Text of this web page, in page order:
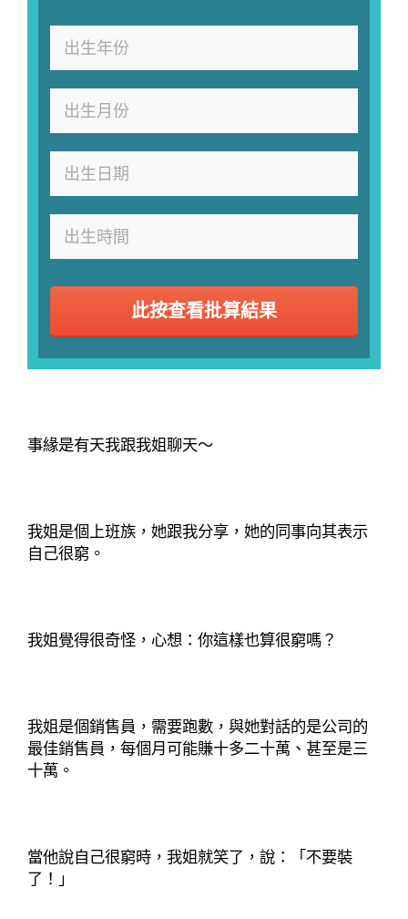
此按查看批算結果
事緣是有天我跟我姐聊天～
我姐是個上班族，她跟我分享，她的同事向其表示
自己很窮。
我姐覺得很奇怪，心想：你這樣也算很窮嗎？
我姐是個銷售員，需要跑數，與她對話的是公司的
最佳銷售員，每個月可能賺十多二十萬、甚至是三
十萬。
當他說自己很窮時，我姐就笑了，說：「不要裝
了！」